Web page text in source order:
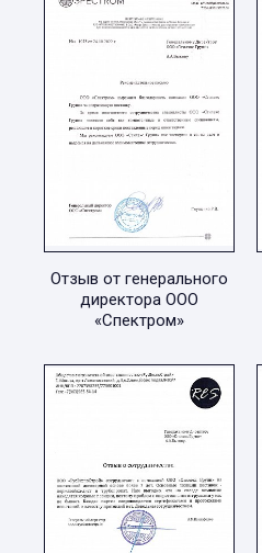
Отзыв от генерального
директора ООО
«Спектром»